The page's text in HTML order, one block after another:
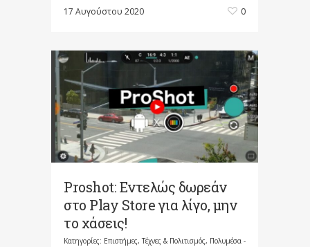
17 Αυγούστου 2020 0
Proshot: Εντελώς δωρεάν
στο Play Store για λίγο, μην
το χάσεις!
Κατηγορίες: Επιστήμες, Τέχνες & Πολιτισμός, Πολυμέσα -